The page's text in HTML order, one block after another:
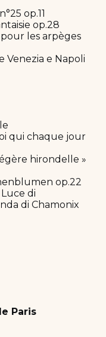
op.11
op.28
les arpèges
Venezia e Napoli
qui chaque jour
hirondelle »
op.22
di
di Chamonix
Paris